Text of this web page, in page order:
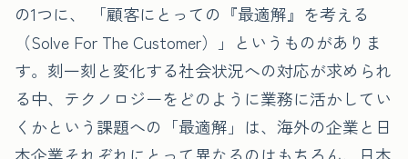
の1つに、 「顧客にとっての『最適解』を考える
（Solve For The Customer）」というものがありま
す。刻一刻と変化する社会状況への対応が求められ
る中、テクノロジーをどのように業務に活かしてい
くかという課題への「最適解」は、海外の企業と日
本企業それぞれにとって異なるのはもちろん、日本